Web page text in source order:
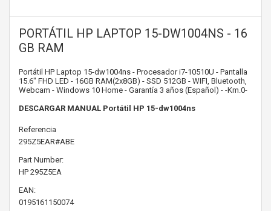
PORTÁTIL HP LAPTOP 15-DW1004NS - 16
GB RAM
Portátil HP Laptop 15-dw1004ns - Procesador i7-10510U - Pantalla
15.6" FHD LED - 16GB RAM(2x8GB) - SSD 512GB - WIFI, Bluetooth,
Webcam - Windows 10 Home - Garantía 3 años (Español) - -Km.0-
DESCARGAR MANUAL Portátil HP 15-dw1004ns
Referencia
295Z5EAR#ABE
Part Number:
HP 295Z5EA
EAN:
0195161150074